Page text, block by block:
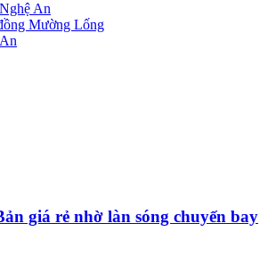
An
Mường Lống
giá rẻ nhờ làn sóng chuyến bay